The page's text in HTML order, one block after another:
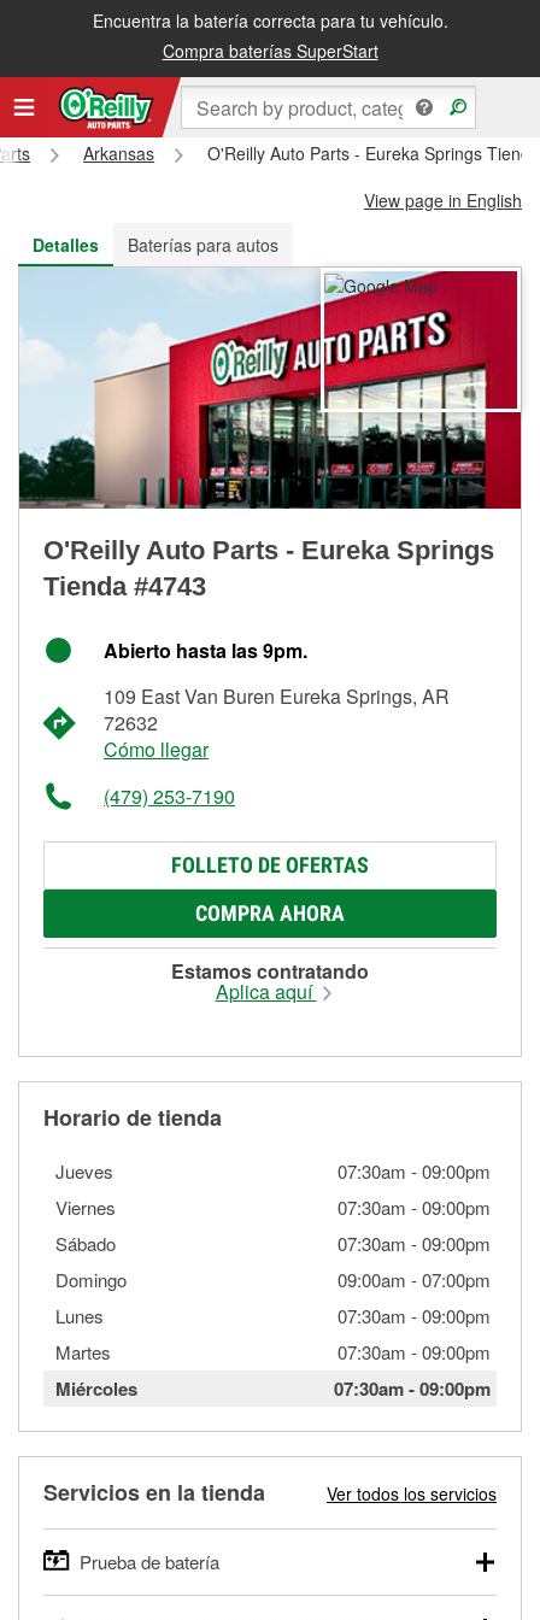
Encuentra la batería correcta para tu vehículo.
Compra baterías SuperStart
Recibe tu orden gratis al día siguiente o recógela en la tienda
Arkansas
O'Reilly Auto Parts - Eureka Springs
View page in English
Detalles
Baterías para autos
O'Reilly Auto Parts - Eureka Springs
Tienda #4743
Abierto hasta las 9pm.
109 East Van Buren Eureka Springs, AR
72632
Cómo llegar
(479) 253-7190
FOLLETO DE OFERTAS
COMPRA AHORA
Estamos contratando
Aplica aquí
Horario de tienda
Jueves 07:30am -09:00pm
Viernes
07:30am -09:00pm
Sábado
07:30am -09:00pm
Domingo
09:00am -07:00pm
Lunes
07:30am -09:00pm
Martes
07:30am -09:00pm
Miércoles 07:30am-09:00pm
Servicios en la tienda Ver todos los servicios
Prueba de batería